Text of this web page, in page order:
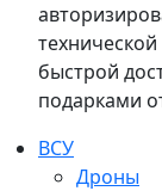
быстрой
подарками
ВСУ
Дроны